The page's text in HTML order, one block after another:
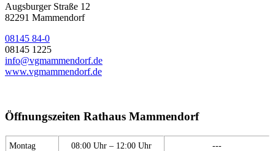
Augsburger Straße 12
82291 Mammendorf
08145 84-0
08145 1225
info@vgmammendorf.de
www.vgmammendorf.de
Öffnungszeiten Rathaus Mammendorf
Montag 08:00 Uhr – 12:00 Uhr ---